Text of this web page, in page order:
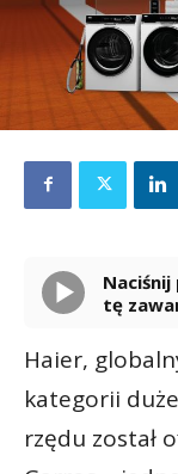
Naciśnij przycisk odtwarzania, aby odsłuchać
tę
Haier,
kategorii
rzędu został